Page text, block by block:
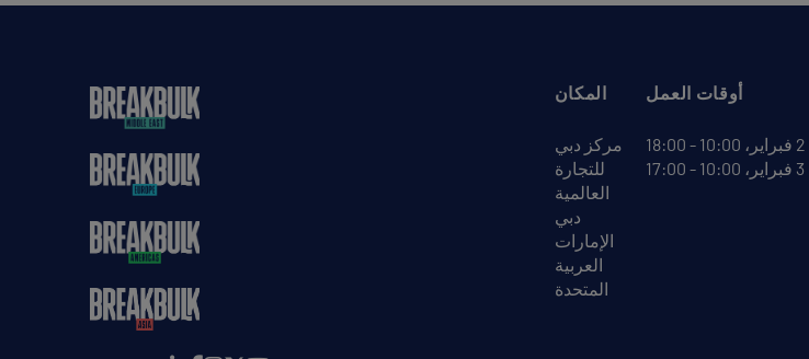
المكان
مركز دبي
للتجارة
العالمية
دبي
الإمارات
العربية
المتحدة
أوقات العمل